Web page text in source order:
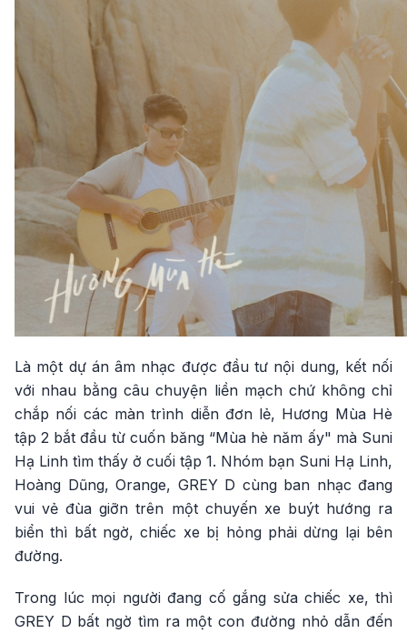
Là một dự án âm nhạc được đầu tư nội dung, kết nối
với nhau bằng câu chuyện liền mạch chứ không chỉ
chắp nối các màn trình diễn đơn lẻ, Hương Mùa Hè
tập 2 bắt đầu từ cuốn băng “Mùa hè năm ấy" mà Suni
Hạ Linh tìm thấy ở cuối tập 1. Nhóm bạn Suni Hạ Linh,
Hoàng Dũng, Orange, GREY D cùng ban nhạc đang
vui vẻ đùa giỡn trên một chuyến xe buýt hướng ra
biển thì bất ngờ, chiếc xe bị hỏng phải dừng lại bên
đường.
Trong lúc mọi người đang cố gắng sửa chiếc xe, thì
GREY D bất ngờ tìm ra một con đường nhỏ dẫn đến